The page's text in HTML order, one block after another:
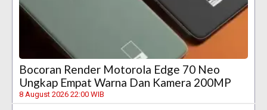
Bocoran Render Motorola Edge 70 Neo
Ungkap Empat Warna Dan Kamera 200MP
8 August 2026 22:00 WIB